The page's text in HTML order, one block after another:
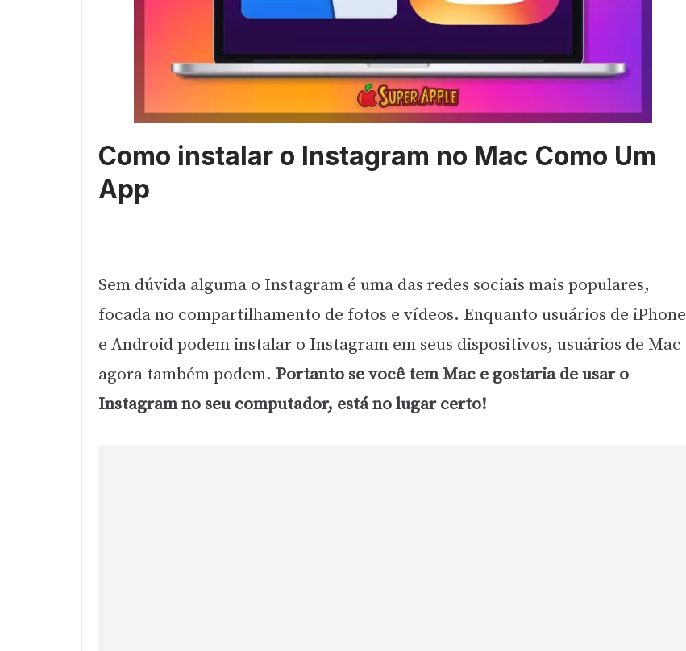
Como instalar o Instagram no Mac Como Um
App
Sem dúvida alguma o Instagram é uma das redes sociais mais populares,
focada no compartilhamento de fotos e vídeos. Enquanto usuários de iPhone
e Android podem instalar o Instagram em seus dispositivos, usuários de Mac
agora também podem. Portanto se você tem Mac e gostaria de usar o
Instagram no seu computador, está no lugar certo!